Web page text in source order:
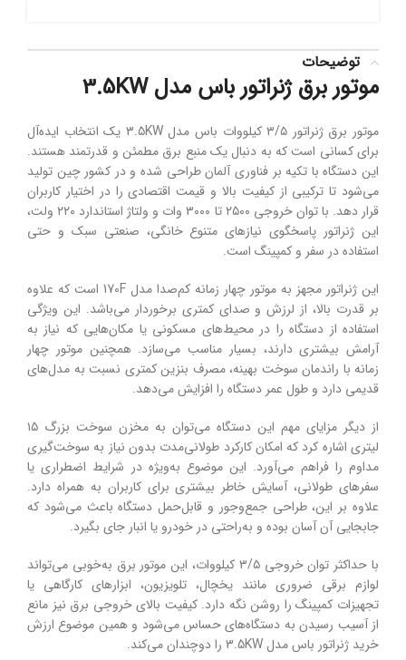
توضیحات
موتور برق ژنراتور باس مدل 3.5KW
موتور برق ژنراتور ۳/۵ کیلووات باس مدل 3.5KW یک انتخاب ایده‌آل
برای کسانی است که به دنبال یک منبع برق مطمئن و قدرتمند هستند.
این دستگاه با تکیه بر فناوری آلمان طراحی شده و در کشور چین تولید
می‌شود تا ترکیبی از کیفیت بالا و قیمت اقتصادی را در اختیار کاربران
قرار دهد. با توان خروجی ۲۵۰۰ تا ۳۰۰۰ وات و ولتاژ استاندارد ۲۲۰ ولت،
این ژنراتور پاسخگوی نیازهای متنوع خانگی، صنعتی سبک و حتی
استفاده در سفر و کمپینگ است.
این ژنراتور مجهز به موتور چهار زمانه کم‌صدا مدل 170F است که علاوه
بر قدرت بالا، از لرزش و صدای کمتری برخوردار می‌باشد. این ویژگی
استفاده از دستگاه را در محیط‌های مسکونی یا مکان‌هایی که نیاز به
آرامش بیشتری دارند، بسیار مناسب می‌سازد. همچنین موتور چهار
زمانه با راندمان سوخت بهینه، مصرف بنزین کمتری نسبت به مدل‌های
قدیمی دارد و طول عمر دستگاه را افزایش می‌دهد.
از دیگر مزایای مهم این دستگاه می‌توان به مخزن سوخت بزرگ ۱۵
لیتری اشاره کرد که امکان کارکرد طولانی‌مدت بدون نیاز به سوخت‌گیری
مداوم را فراهم می‌آورد. این موضوع به‌ویژه در شرایط اضطراری یا
سفرهای طولانی، آسایش خاطر بیشتری برای کاربران به همراه دارد.
علاوه بر این، طراحی جمع‌وجور و قابل‌حمل دستگاه باعث می‌شود که
جابجایی آن آسان بوده و به‌راحتی در خودرو یا انبار جای بگیرد.
با حداکثر توان خروجی ۳/۵ کیلووات، این موتور برق به‌خوبی می‌تواند
لوازم برقی ضروری مانند یخچال، تلویزیون، ابزارهای کارگاهی یا
تجهیزات کمپینگ را روشن نگه دارد. کیفیت بالای خروجی برق نیز مانع
از آسیب رسیدن به دستگاه‌های حساس می‌شود و همین موضوع ارزش
خرید ژنراتور باس مدل 3.5KW را دوچندان می‌کند.